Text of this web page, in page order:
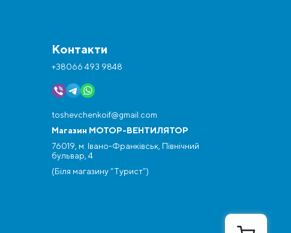
Контакти
+38066 493 9848
toshevchenkoif@gmail.com
Магазин МОТОР-ВЕНТИЛЯТОР
76019, м. Івано-Франківськ, Північний
бульвар, 4
(Біля магазину “Турист”)